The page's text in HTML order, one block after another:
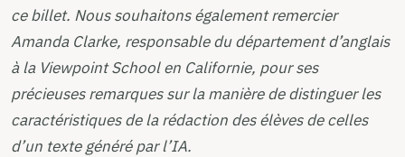
ce billet. Nous souhaitons également remercier
Amanda Clarke, responsable du département d’anglais
à la Viewpoint School en Californie, pour ses
précieuses remarques sur la manière de distinguer les
caractéristiques de la rédaction des élèves de celles
d’un texte généré par l’IA.